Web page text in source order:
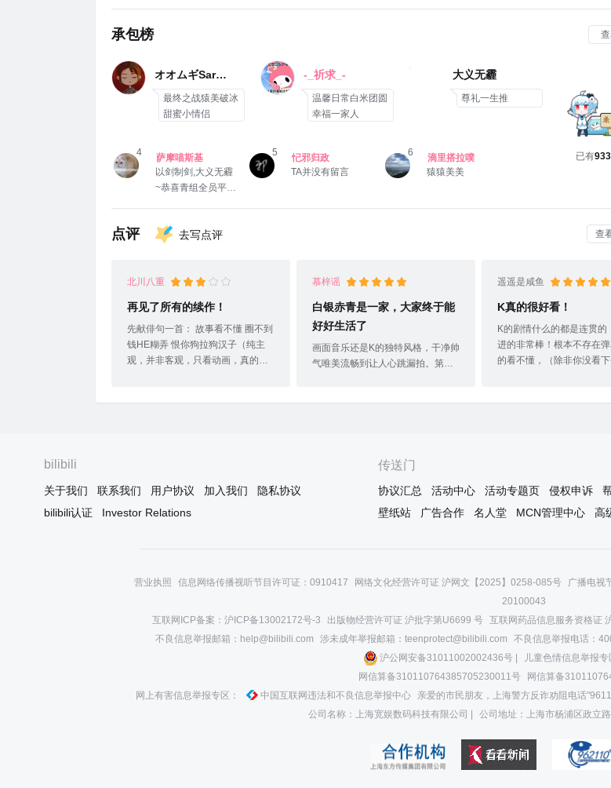
承包榜
オオムギSaruka
最终之战猿美破冰
甜蜜小情侣
-_祈求_-
温馨日常白米团圆
幸福一家人
大义无霾
尊礼一生推
4
萨摩喵斯基
以剑制剑,大义无霾
~恭喜青组全员平安
5
忋邪归政
TA并没有留言
6
滴里搭拉噗
猿猿美美
缘再见
已有
点评 去写点评 查
北川八重
再见了所有的续作！
先献俳句一首： 故事看不懂 圈不到
钱HE糊弄 恨你狗拉狗汉子（纯主
观，并非客观，只看动画，真的爱
但卖的还算好入口且符合时代潮
的作品被续篇糟蹋都有登门问候父
西吗？把那么多优秀声优的努
慕梓谣
白银赤青是一家，大家终于能
好好生活了
画面音乐还是K的独特风格，干净帅
气唯美流畅到让人心跳漏拍。第二
都在发自内心地笑着。尊礼伏八云
理黑白非常好嗑。室长和尊哥在有
些方面真的很相像，为了抑制力量
不带来毁灭，他们都选择了牺牲自
己。幸好石板被小白毁了，不然室
室长看到了安娜背后的尊哥，真的
遥遥是咸鱼
K真的很好看！
K的剧情什么的都是连贯的
进的非常棒！根本不存在
的看不懂，（除非你没看
一些热血番战斗番的配乐是
轻快的调，配上炫酷的战
候，那个配乐，太绝了！
bilibili
关于我们 联系我们 用户协议 加入我们
隐私协议
bilibili认证
Investor Relations
传送门
协议汇总 活动中心 活动专题页 侵权申诉
壁纸站
广告合作 名人堂 MCN管理中心 高
营业执照 信息网络传播视听节目许可证：0910417 网络文化经营许可证 沪网文【2025】0258-085号 广播电视
20100043
互联网ICP备案：沪ICP备13002172号-3
出版物经营许可证 沪批字第U6699 号 互联网药品信息服务资格证
不良信息举报邮箱：help@bilibili.com
涉未成年举报邮箱：teenprotect@bilibili.com 不良信息举报电话：
沪公网安备31011002002436号 |
儿童色情信息举报专
网信算备310110764385705230011号
网信算备
网上有害信息举报专区：
中国互联网违法和不良信息举报中心
亲爱的市民朋友，上海警方反诈劝阻电话
公司名称：上海宽娱数码科技有限公司 |
公司地址：上海市杨浦区政立路